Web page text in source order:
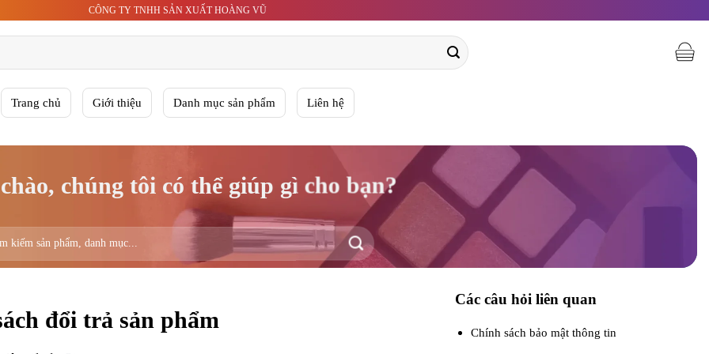
CÔNG TY TNHH SẢN XUẤT HOÀNG VŨ
Trang chủ Giới thiệu Danh mục sản phẩm Liên hệ
chúng tôi có thể giúp gì cho bạn?
đổi trả sản phẩm
Các câu hỏi liên quan
Chính sách bảo mật thông tin